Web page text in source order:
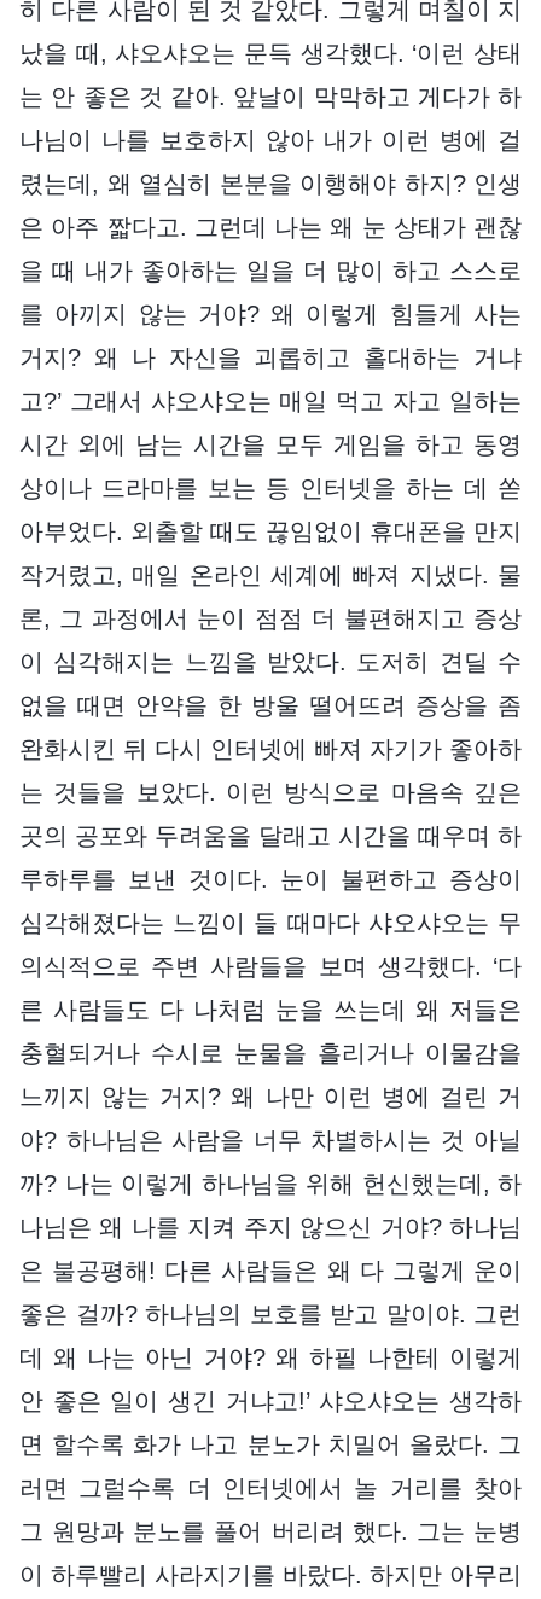
히 다른 사람이 된 것 같았다. 그렇게 며칠이 지
났을 때, 샤오샤오는 문득 생각했다. ‘이런 상태
는 안 좋은 것 같아. 앞날이 막막하고 게다가 하
나님이 나를 보호하지 않아 내가 이런 병에 걸
렸는데, 왜 열심히 본분을 이행해야 하지? 인생
은 아주 짧다고. 그런데 나는 왜 눈 상태가 괜찮
을 때 내가 좋아하는 일을 더 많이 하고 스스로
를 아끼지 않는 거야? 왜 이렇게 힘들게 사는
거지? 왜 나 자신을 괴롭히고 홀대하는 거냐
고?’ 그래서 샤오샤오는 매일 먹고 자고 일하는
시간 외에 남는 시간을 모두 게임을 하고 동영
상이나 드라마를 보는 등 인터넷을 하는 데 쏟
아부었다. 외출할 때도 끊임없이 휴대폰을 만지
작거렸고, 매일 온라인 세계에 빠져 지냈다. 물
론, 그 과정에서 눈이 점점 더 불편해지고 증상
이 심각해지는 느낌을 받았다. 도저히 견딜 수
없을 때면 안약을 한 방울 떨어뜨려 증상을 좀
완화시킨 뒤 다시 인터넷에 빠져 자기가 좋아하
는 것들을 보았다. 이런 방식으로 마음속 깊은
곳의 공포와 두려움을 달래고 시간을 때우며 하
루하루를 보낸 것이다. 눈이 불편하고 증상이
심각해졌다는 느낌이 들 때마다 샤오샤오는 무
의식적으로 주변 사람들을 보며 생각했다. ‘다
른 사람들도 다 나처럼 눈을 쓰는데 왜 저들은
충혈되거나 수시로 눈물을 흘리거나 이물감을
느끼지 않는 거지? 왜 나만 이런 병에 걸린 거
야? 하나님은 사람을 너무 차별하시는 것 아닐
까? 나는 이렇게 하나님을 위해 헌신했는데, 하
나님은 왜 나를 지켜 주지 않으신 거야? 하나님
은 불공평해! 다른 사람들은 왜 다 그렇게 운이
좋은 걸까? 하나님의 보호를 받고 말이야. 그런
데 왜 나는 아닌 거야? 왜 하필 나한테 이렇게
안 좋은 일이 생긴 거냐고!’ 샤오샤오는 생각하
면 할수록 화가 나고 분노가 치밀어 올랐다. 그
러면 그럴수록 더 인터넷에서 놀 거리를 찾아
그 원망과 분노를 풀어 버리려 했다. 그는 눈병
이 하루빨리 사라지기를 바랐다. 하지만 아무리